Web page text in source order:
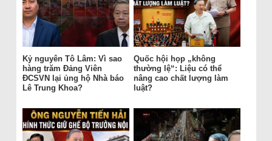
Kỷ nguyên Tô Lâm: Vì sao
hàng trăm Đảng Viên
ĐCSVN lại ủng hộ Nhà báo
Lê Trung Khoa?
Quốc hội họp „không
thường lệ“: Liệu có thể
nâng cao chất lượng làm
luật?